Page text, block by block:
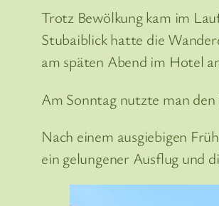
Trotz Bewölkung kam im
Stubaiblick hatte die
am späten Abend im Hotel
Am Sonntag nutzte man
Nach einem ausgiebigen
ein gelungener Ausflug und